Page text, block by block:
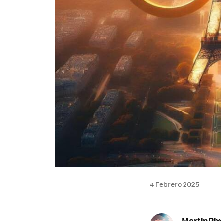
4 Febrero 2025